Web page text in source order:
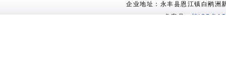
企业地址：永丰县恩江镇白鹇
备案号： 赣ICP备